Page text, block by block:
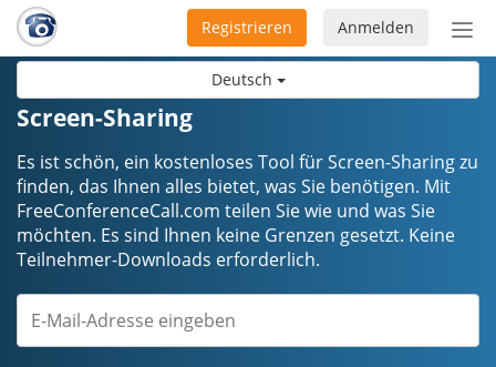
Deutsch
Anmelden
Registrieren
Screen-Sharing
Es ist schön, ein kostenloses Tool für Screen-Sharing zu
finden, das Ihnen alles bietet, was Sie benötigen. Mit
FreeConferenceCall.com teilen Sie wie und was Sie
möchten. Es sind Ihnen keine Grenzen gesetzt. Keine
Teilnehmer-Downloads erforderlich.